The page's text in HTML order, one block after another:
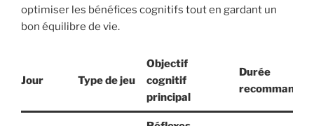
optimiser les bénéfices cognitifs tout en gardant un
bon équilibre de vie.
Jour Type de jeu
Objectif
cognitif
principal
Durée
recommandée